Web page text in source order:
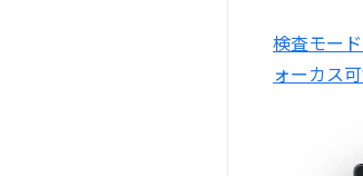
検査モー
ォーカス